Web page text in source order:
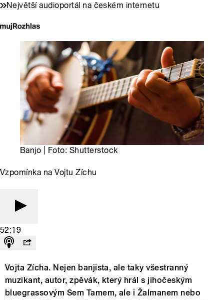
Největší audioportál na českém internetu
Banjo | Foto: Shutterstock
Vzpomínka na Vojtu Zíchu
52:19
Vojta Zícha. Nejen banjista, ale taky všestranný
muzikant, autor, zpěvák, který hrál s jihočeským
bluegrassovým Sem Tamem, ale i Žalmanem nebo